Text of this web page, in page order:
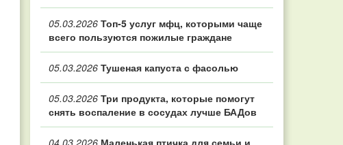
05.03.2026 Топ‑5 услуг мфц, которыми чаще
всего пользуются пожилые граждане
05.03.2026 Тушеная капуста с фасолью
05.03.2026 Три продукта, которые помогут
снять воспаление в сосудах лучше БАДов
04.03.2026 Маленькая птичка для семьи и